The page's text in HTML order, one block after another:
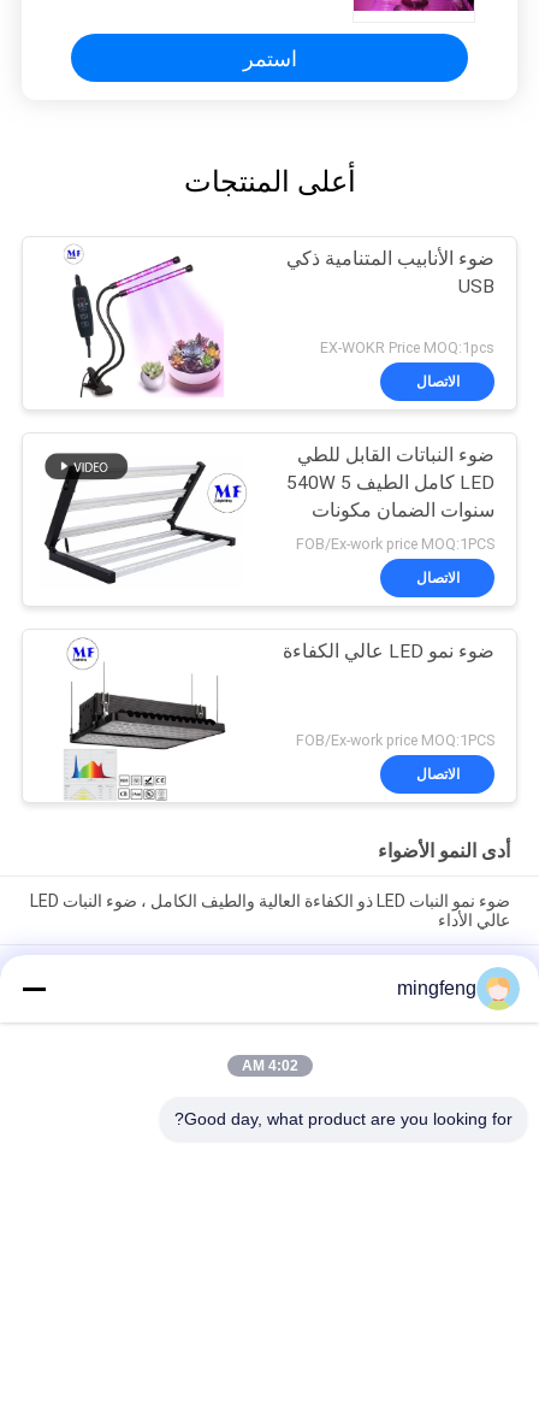
استمر
أعلى المنتجات
ضوء الأنابيب المتنامية ذكي
USB
EX-WOKR Price MOQ:1pcs
الاتصال
ضوء النباتات القابل للطي
LED كامل الطيف 540W 5
سنوات الضمان مكونات
IP65 مقاومة للماء
FOB/Ex-work price MOQ:1PCS
الاتصال
ضوء نمو LED عالي الكفاءة
FOB/Ex-work price MOQ:1PCS
الاتصال
أدى النمو الأضواء
ضوء نمو النبات LED ذو الكفاءة العالية والطيف الكامل ، ضوء النبات LED
عالي الأداء
الكامل ، زراعة داخلية ، وينمو ، أضواء شريط LED ، Led Grow Li
فئات شعبية
mingfeng
4:02 AM
Good day, what product are you looking for?